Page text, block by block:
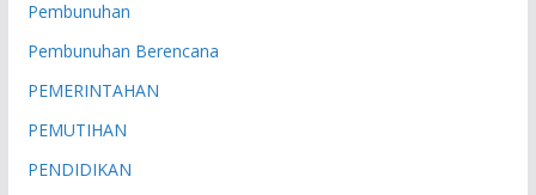
Pembunuhan
Pembunuhan Berencana
PEMERINTAHAN
PEMUTIHAN
PENDIDIKAN